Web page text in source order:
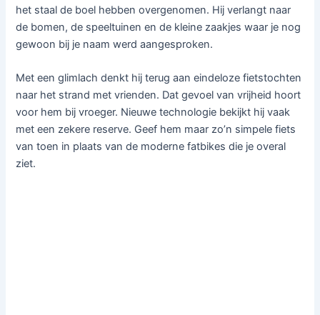
het staal de boel hebben overgenomen. Hij verlangt naar
de bomen, de speeltuinen en de kleine zaakjes waar je nog
gewoon bij je naam werd aangesproken.
Met een glimlach denkt hij terug aan eindeloze fietstochten
naar het strand met vrienden. Dat gevoel van vrijheid hoort
voor hem bij vroeger. Nieuwe technologie bekijkt hij vaak
met een zekere reserve. Geef hem maar zo’n simpele fiets
van toen in plaats van de moderne fatbikes die je overal
ziet.